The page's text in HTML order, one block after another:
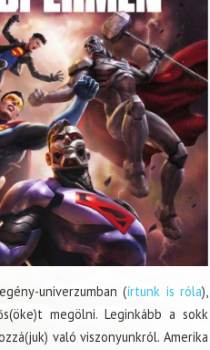
univerzumban (írtunk is róla),
megölni. Leginkább a sokk
való viszonyunkról. Amerika